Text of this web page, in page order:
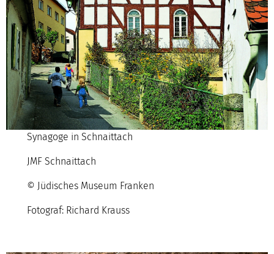
Synagoge in Schnaittach
JMF Schnaittach
© Jüdisches Museum Franken
Fotograf: Richard Krauss